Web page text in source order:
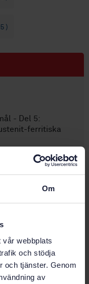
Om
webbplats
och stödja
och tjänster. Genom
av
- Del 5:
ferritiska
- Läs mer
1 097 SEK
Fler alternativ